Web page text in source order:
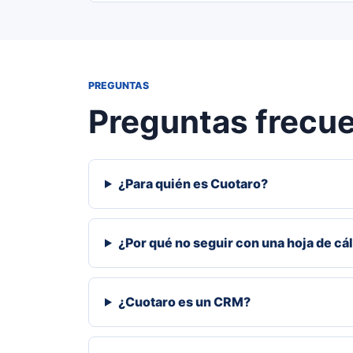
PREGUNTAS
Preguntas
¿Para quién es Cuotaro?
¿Por qué no seguir con una hoja de
¿Cuotaro es un CRM?